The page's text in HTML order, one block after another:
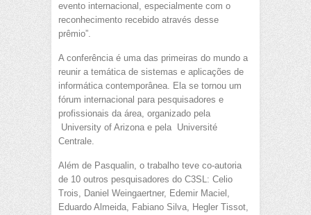
evento internacional, especialmente com o
reconhecimento recebido através desse
prêmio”.
A conferência é uma das primeiras do mundo a
reunir a temática de sistemas e aplicações de
informática contemporânea. Ela se tornou um
fórum internacional para pesquisadores e
profissionais da área, organizado pela
University of Arizona e pela Université
Centrale.
Além de Pasqualin, o trabalho teve co-autoria
de 10 outros pesquisadores do C3SL: Celio
Trois, Daniel Weingaertner, Edemir Maciel,
Eduardo Almeida, Fabiano Silva, Hegler Tissot,